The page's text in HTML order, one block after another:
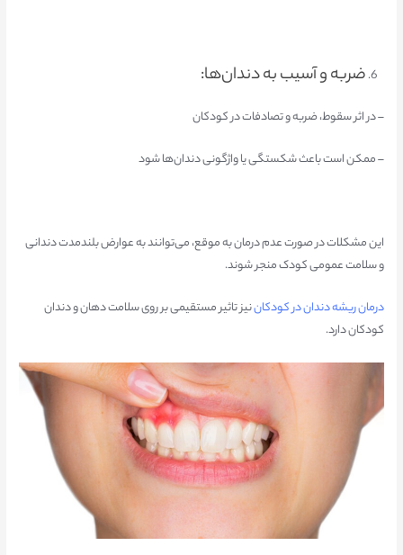
ضربه و آسیب به دندان‌ها:
– در اثر سقوط، ضربه و تصادفات در کودکان
– ممکن است باعث شکستگی یا واژگونی دندان‌ها شود
این مشکلات در صورت عدم درمان به موقع، می‌توانند به عوارض بلندمدت دندانی
و سلامت عمومی کودک منجر شوند.
درمان ریشه دندان در کودکاننیز تاثیر مستقیمی بر روی سلامت دهان و دندان
کودکان دارد.